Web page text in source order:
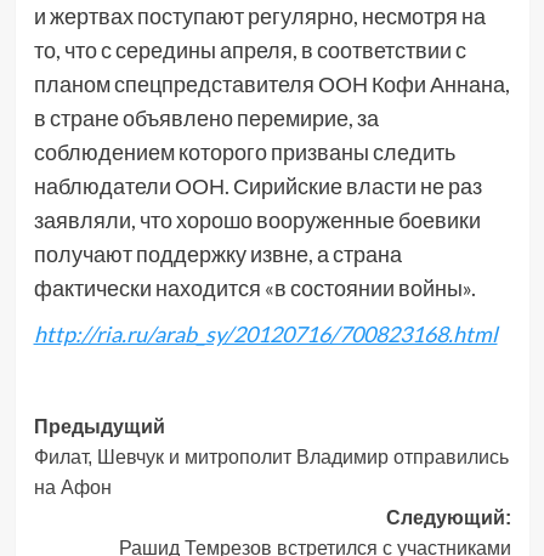
и жертвах поступают регулярно, несмотря на
то, что с середины апреля, в соответствии с
планом спецпредставителя ООН Кофи Аннана,
в стране объявлено перемирие, за
соблюдением которого призваны следить
наблюдатели ООН. Сирийские власти не раз
заявляли, что хорошо вооруженные боевики
получают поддержку извне, а страна
фактически находится «в состоянии войны».
http://ria.ru/arab_sy/20120716/700823168.html
Навигация
записи
Предыдущий
Филат, Шевчук и митрополит Владимир отправились
на Афон
Следующий:
Рашид Темрезов встретился с участниками